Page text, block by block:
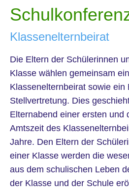
Klassenelternbeirat
Die Eltern der Schülerinnen
Klasse wählen gemeinsam
Klassenelternbeirat sowie ein
Stellvertretung. Dies
Elternabend einer ersten und
Amtszeit des
Jahre. Den Eltern der
einer Klasse werden die
aus dem schulischen Leben
der Klasse und der Schule